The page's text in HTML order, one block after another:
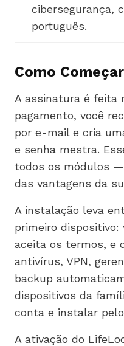
cibersegurança,
português.
Como Começar
A assinatura é feita
pagamento, você
por e-mail e cria
e senha mestra.
todos os módulos
das vantagens da
A instalação leva
primeiro dispositivo:
aceita os termos, e
antivírus, VPN,
backup
dispositivos da
conta e instalar
A ativação do